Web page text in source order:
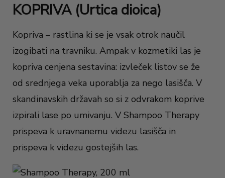
KOPRIVA (Urtica dioica)
Kopriva – rastlina ki se je vsak otrok naučil
izogibati na travniku. Ampak v kozmetiki las je
kopriva cenjena sestavina: izvleček listov se že
od srednjega veka uporablja za nego lasišča. V
skandinavskih državah so si z odvrakom koprive
izpirali lase po umivanju. V Shampoo Therapy
prispeva k uravnanemu videzu lasišča in
prispeva k videzu gostejših las.